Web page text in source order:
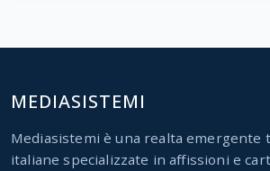
MEDIASISTEMI
Mediasistemi è una realta emergente
italiane specializzate in affissioni e